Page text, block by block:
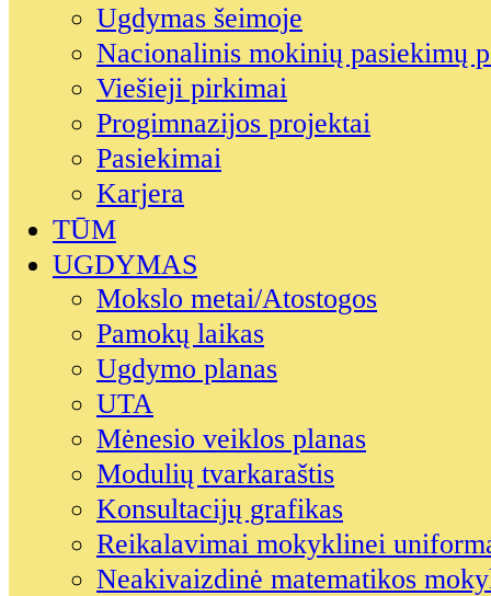
Ugdymas šeimoje
Nacionalinis mokinių pasiekimų
Viešieji pirkimai
Progimnazijos projektai
Pasiekimai
Karjera
TŪM
UGDYMAS
Mokslo metai/Atostogos
Pamokų laikas
Ugdymo planas
UTA
Mėnesio veiklos planas
Modulių tvarkaraštis
Konsultacijų grafikas
Reikalavimai mokyklinei
Neakivaizdinė matematikos